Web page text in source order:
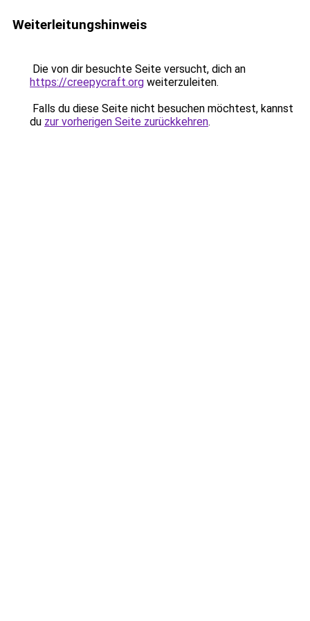
Weiterleitungshinweis
Die von dir besuchte Seite versucht, dich an
https://creepycraft.org weiterzuleiten.
Falls du diese Seite nicht besuchen möchtest, kannst
du zur vorherigen Seite zurückkehren.